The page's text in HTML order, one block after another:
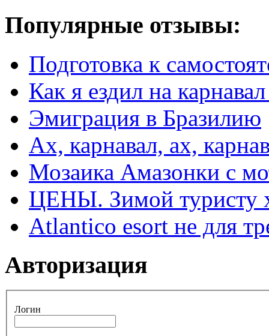
Популярные отзывы:
Подготовка к
Как я ездил на
Эмиграция в Бразилию
Ах, карнавал, ах,
Мозаика Амазонки с
ЦЕНЫ. Зимой туристу
Atlantico esort не для
Авторизация
Логин